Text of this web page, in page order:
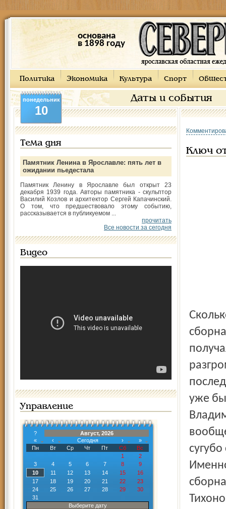
основана
в 1898 году
Политика Экономика Культура Спорт
Даты и события
понедельник
10
Тема дня
Памятник Ленина в Ярославле: пять лет в
ожидании пьедестала
Памятник Ленину в Ярославле был открыт 23
декабря 1939 года. Авторы памятника - скульптор
Василий Козлов и архитектор Сергей Капачинский.
О том, что предшествовало этому событию,
рассказывается в публикуемом ...
прочитать
Все новости за сегодня
Видео
Управление
?
Август, 2026
«
‹ Сегодня ›
»
Пн
Вт Ср Чт Пт Сб
Вс
1
2
3
4 5 6 7 8
9
10
11 12 13 14 15
16
17
18 19 20 21 22
23
24
25 26 27 28 29
30
31
Выберите дату
Ключ
Сколько ни билась российская (а до нее советская)
уже